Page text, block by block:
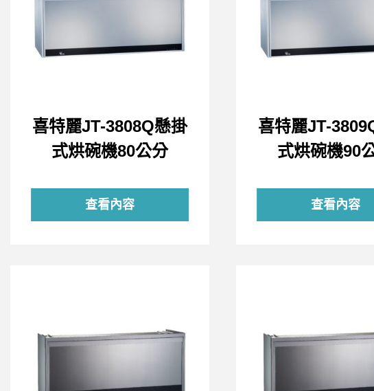
喜特麗JT-3808Q懸掛
式烘碗機80公分
查看內容
喜特麗JT-
式烘碗機90
查看內容